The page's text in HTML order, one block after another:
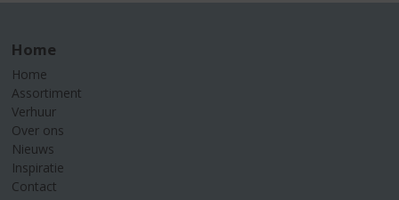
Home
Home
Assortiment
Verhuur
Over ons
Nieuws
Inspiratie
Contact